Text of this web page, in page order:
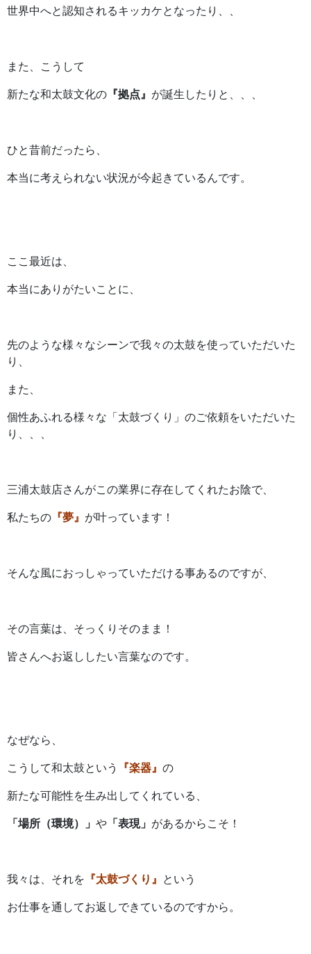
世界中へと認知されるキッカケとなったり、、
また、こうして
新たな和太鼓文化の 『拠点』 が誕生したりと、、、
ひと昔前だったら、
本当に考えられない状況が今起きているんです。
ここ最近は、
本当にありがたいことに、
先のような様々なシーンで我々の太鼓を使っていただいた
り、
また、
個性あふれる様々な「太鼓づくり」のご依頼をいただいた
り、、、
三浦太鼓店さんがこの業界に存在してくれたお陰で、
私たちの 『夢』 が叶っています！
そんな風におっしゃっていただける事あるのですが、
その言葉は、そっくりそのまま！
皆さんへお返ししたい言葉なのです。
なぜなら、
こうして和太鼓という
『楽器』 の
新たな可能性を生み出してくれている、
「場所（環境）」 や 「表現」 があるからこそ！
我々は、それを 『太鼓づくり』 という
お仕事を通してお返しできているのですから。